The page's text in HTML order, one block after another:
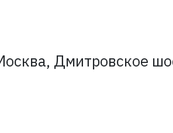
Дмитровское